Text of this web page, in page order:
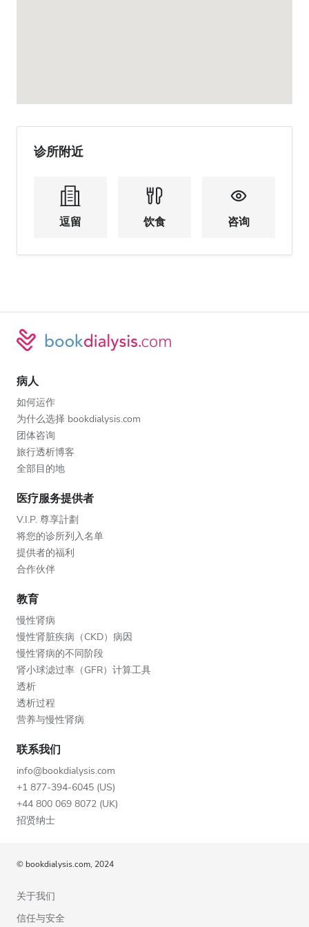
诊所附近
逗留 饮食 咨询
病人
如何运作
为什么选择 bookdialysis.com
团体咨询
旅行透析博客
全部目的地
医疗服务提供者
V.I.P. 尊享計劃
将您的诊所列入名单
提供者的福利
合作伙伴
教育
慢性肾病
慢性肾脏疾病（CKD）病因
慢性肾病的不同阶段
肾小球滤过率（GFR）计算工具
透析
透析过程
营养与慢性肾病
联系我们
info@bookdialysis.com
+1 877-394-6045 (US)
+44 800 069 8072 (UK)
招贤纳士
© bookdialysis.com, 2024
关于我们
信任与安全